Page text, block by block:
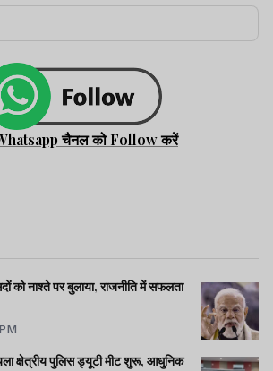
चैनल को Follow करें
को नाश्ते पर बुलाया, राजनीति में सफलता
क्षेत्रीय पुलिस ड्यूटी मीट शुरू, आधुनिक